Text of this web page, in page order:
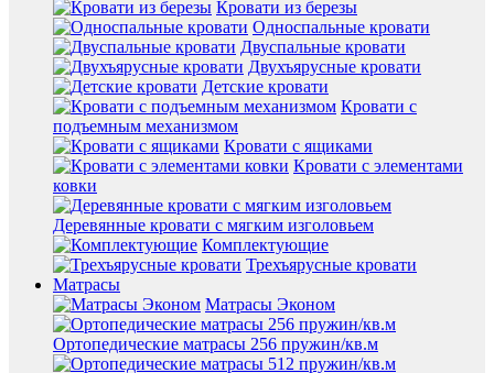
Кровати из березы
Односпальные кровати
Двуспальные кровати
Двухъярусные кровати
Детские кровати
Кровати с
подъемным механизмом
Кровати с ящиками
Кровати с элементами
ковки
Деревянные кровати с мягким изголовьем
Комплектующие
Трехъярусные кровати
Матрасы
Матрасы Эконом
Ортопедические матрасы 256 пружин/кв.м